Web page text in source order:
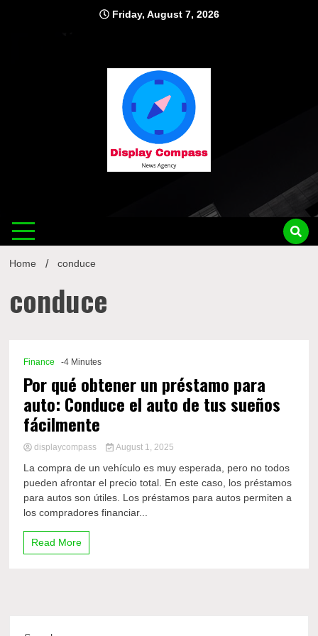
Friday, August 7, 2026
Home conduce
conduce
Finance -4 Minutes
Por qué obtener un préstamo para
auto: Conduce el auto de tus sueños
fácilmente
displaycompass August 1, 2025
La compra de un vehículo es muy esperada, pero no todos
pueden afrontar el precio total. En este caso, los préstamos
para autos son útiles. Los préstamos para autos permiten a
los compradores financiar...
Read More